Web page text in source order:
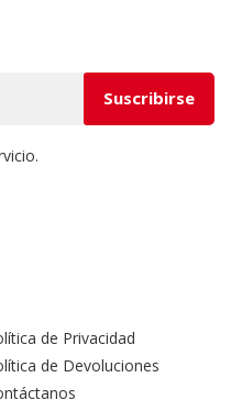
de Privacidad
de Devoluciones